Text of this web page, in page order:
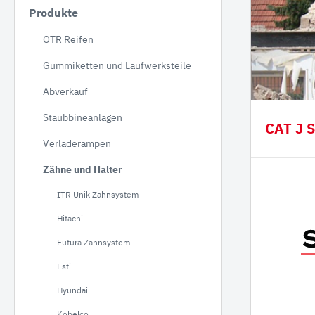
JCB
Volvo
Staubbineanlagen
Produkte
OTR Reifen
Gummiketten und Laufwerksteile
Abverkauf
Staubbineanlagen
Verladerampen
Zähne und Halter
ITR Unik Zahnsystem
Hitachi
Futura Zahnsystem
Esti
Hyundai
CAT J